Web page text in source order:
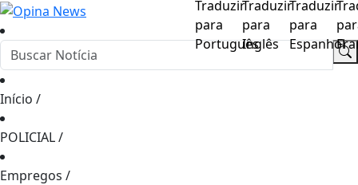
Início /
POLICIAL/
Empregos /